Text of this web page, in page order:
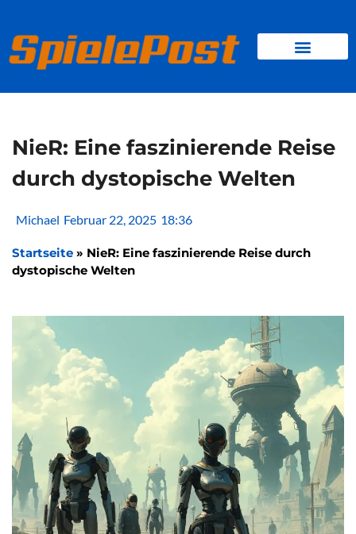
springen
NieR: Eine faszinierende Reise
durch dystopische Welten
Michael Februar 22, 2025 18:36
Startseite » NieR: Eine faszinierende Reise durch
dystopische Welten